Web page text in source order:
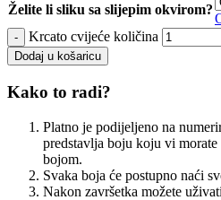
Želite li sliku sa slijepim okvirom?
Krcato cvijeće količina
Dodaj u košaricu
Kako to radi?
Platno je podijeljeno na
predstavlja boju koju vi
bojom.
Svaka boja će postupno naći
Nakon završetka možete